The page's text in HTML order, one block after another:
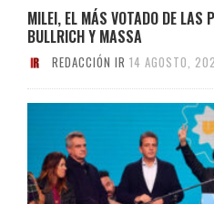
MILEI, EL MÁS VOTADO DE LAS
BULLRICH Y MASSA
REDACCIÓN IR 14 AGOSTO,